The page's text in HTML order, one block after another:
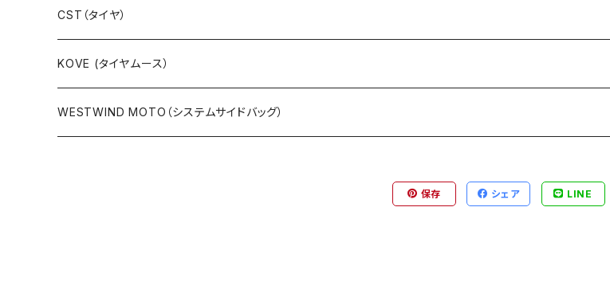
カーボン製
ラリーキットCNC（フレームマウント）
キットラリー（ステムマウント）
パーツ等
CST（タイヤ）
KOVE (タイヤムース）
WESTWIND MOTO（システムサイドバッグ）
保存 シェア LINE